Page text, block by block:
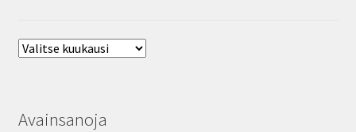
Arkisto
Avainsanoja